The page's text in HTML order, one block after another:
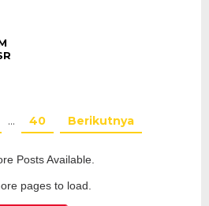
… 40 Berikutnya
Posts Available.
pages to load.